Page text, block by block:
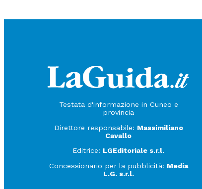
Testata d'informazione in Cuneo e
provincia
Direttore responsabile: Massimiliano
Cavallo
Editrice: LGEditoriale s.r.l.
Concessionario per la pubblicità: Media
L.G. s.r.l.